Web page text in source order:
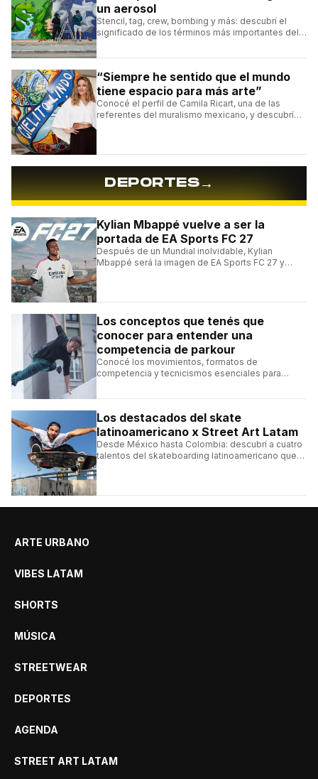
un aerosol
Stencil, tag, crew, bombing y más: descubrí el
significado de los términos más importantes del
“Siempre he sentido que el mundo
tiene espacio para más arte”
Conocé el perfil de Camila Ricart, una de las
referentes del muralismo mexicano, y descubrí
DEPORTES→
Kylian Mbappé vuelve a ser la
portada de EA Sports FC 27
Después de un Mundial inolvidable, Kylian
Mbappé será la imagen de EA Sports FC 27 y
Los conceptos que tenés que
conocer para entender una
competencia de parkour
Conocé los movimientos, formatos de
competencia y tecnicismos esenciales para
Los destacados del skate
latinoamericano x Street Art Latam
Desde México hasta Colombia: descubrí a cuatro
talentos del skateboarding latinoamericano que
ARTE URBANO
VIBES LATAM
SHORTS
MÚSICA
STREETWEAR
DEPORTES
AGENDA
STREET ART LATAM